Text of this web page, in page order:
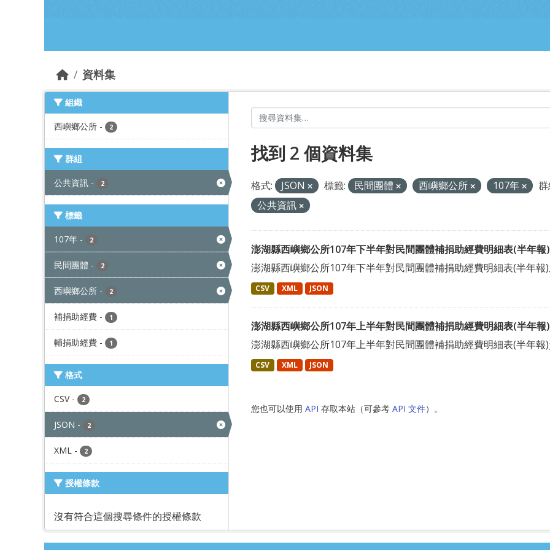
資料集
組織
西嶼鄉公所 - 2
群組
公共資訊 - 2
標籤
107年 - 2
民間團體 - 2
西嶼鄉公所 - 2
補捐助經費 - 1
輔捐助經費 - 1
格式
CSV - 2
JSON - 2
XML - 2
授權條款
沒有符合這個搜尋條件的授權條款
找到 2 個資料集
格式: JSON 標籤: 民間團體 西嶼鄉公所 107年
群
公共資訊
澎湖縣西嶼鄉公所107年下半年對民間團體補捐助經費明細表(半年報)
澎湖縣西嶼鄉公所107年下半年對民間團體補捐助經費明細表(半年報
CSV XML JSON
澎湖縣西嶼鄉公所107年上半年對民間團體補捐助經費明細表(半年報)
澎湖縣西嶼鄉公所107年上半年對民間團體補捐助經費明細表(半年報
CSV XML JSON
您也可以使用 API 存取本站（可參考 API 文件）。